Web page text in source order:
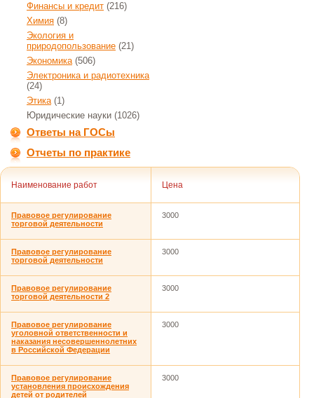
Финансы и кредит (216)
Химия (8)
Экология и
природопользование (21)
Экономика(506)
Электроника и радиотехника
(24)
Этика(1)
Юридические науки (1026)
Ответы на ГОСы
Отчеты по практике
Наименование работ Цена
Правовое регулирование
торговой деятельности
3000
Правовое регулирование
торговой деятельности
3000
Правовое регулирование
торговой деятельности 2
3000
Правовое регулирование
уголовной ответственности и
наказания несовершеннолетних
в Российской Федерации
3000
Правовое регулирование
установления происхождения
детей от родителей
3000